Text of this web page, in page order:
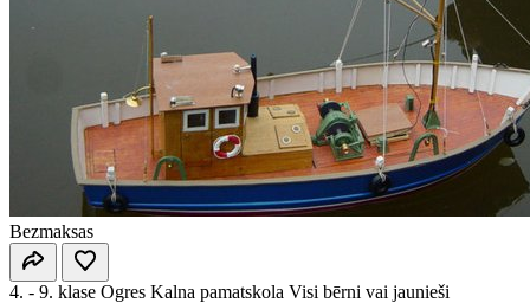
Bezmaksas
4. - 9. klase Ogres Kalna pamatskola Visi bērni vai jaunieši